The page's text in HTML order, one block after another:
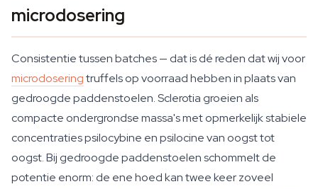
microdosering
Consistentie tussen batches — dat is dé reden dat wij voor
microdoseringtruffels op voorraad hebben in plaats van
gedroogde paddenstoelen. Sclerotia groeien als
compacte ondergrondse massa's met opmerkelijk stabiele
concentraties psilocybine en psilocine van oogst tot
oogst. Bij gedroogde paddenstoelen schommelt de
potentie enorm: de ene hoed kan twee keer zoveel